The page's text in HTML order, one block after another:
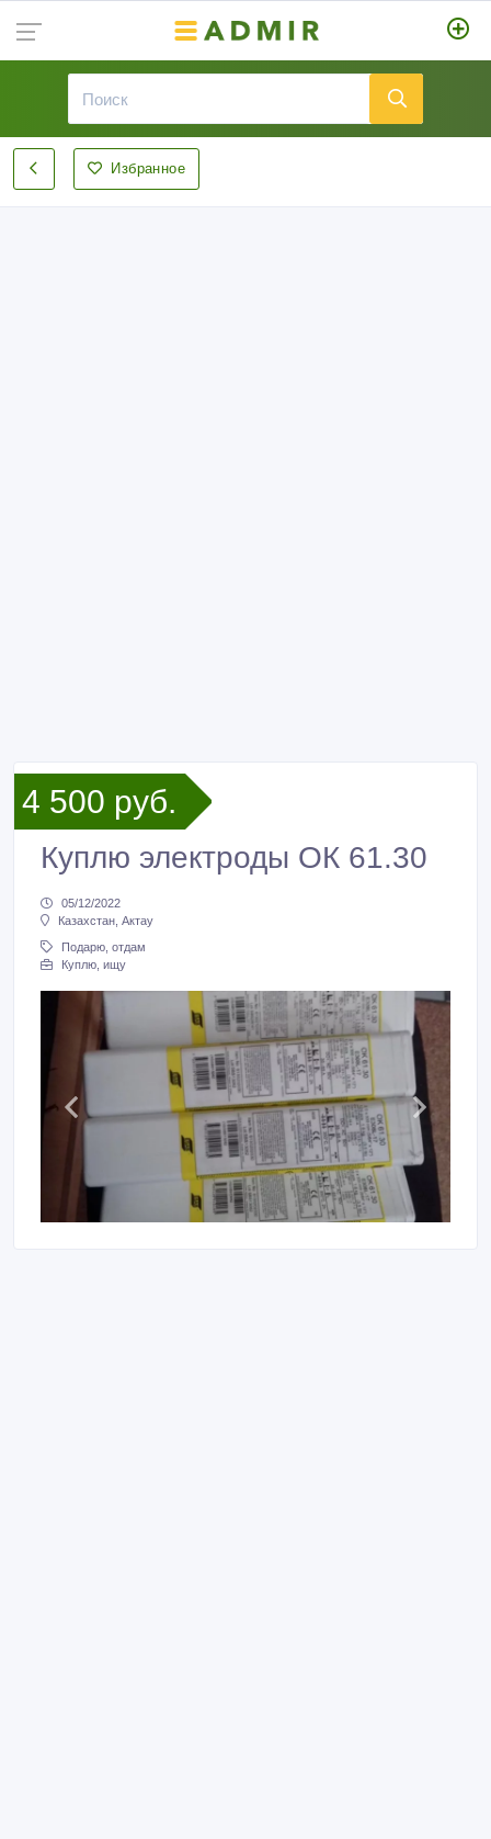
Избранное
4 500 руб.
Куплю электроды ОК 61.30
05/12/2022
Казахстан, Актау
Подарю, отдам
Куплю, ищу